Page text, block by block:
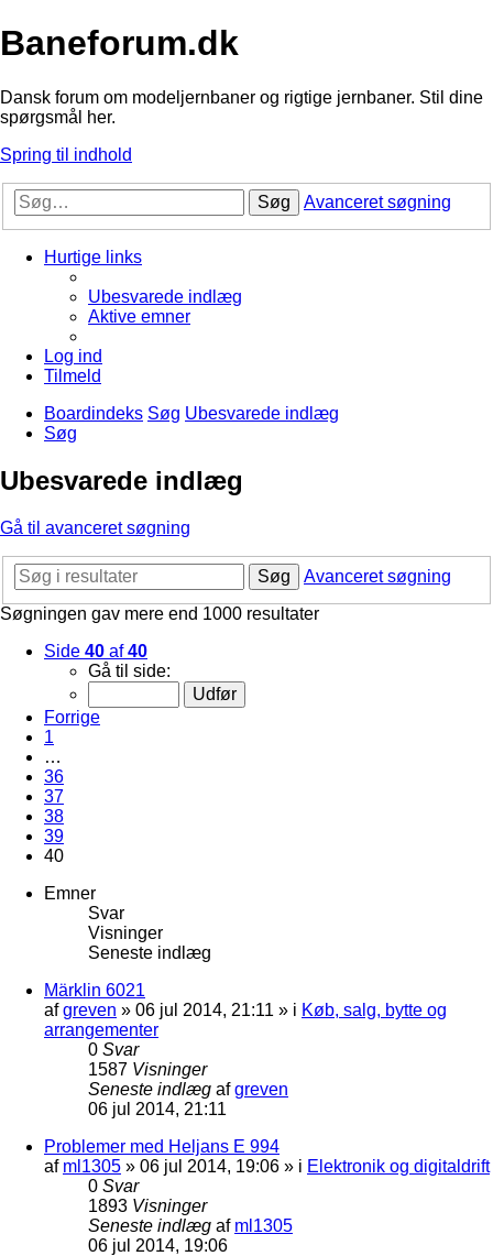
Baneforum.dk
Dansk forum om modeljernbaner og rigtige jernbaner. Stil dine
spørgsmål her.
Spring til indhold
Søg Avanceret søgning
Hurtige links
Ubesvarede indlæg
Aktive emner
Log ind
Tilmeld
Boardindeks Søg Ubesvarede indlæg
Søg
Ubesvarede indlæg
Gå til avanceret søgning
Søg
Avanceret søgning
Søgningen gav mere end 1000 resultater
Side 40 af40
Gå til side:
Forrige
1
…
36
37
38
39
40
Emner
Svar
Visninger
Seneste indlæg
Märklin 6021
afgreven » 06 jul 2014, 21:11 » i Køb, salg, bytte og
arrangementer
0 Svar
1587 Visninger
Seneste indlæg afgreven
06 jul 2014, 21:11
Problemer med Heljans E 994
af ml1305 » 06 jul 2014, 19:06 » i Elektronik og digitaldrift
0 Svar
1893 Visninger
Seneste indlæg af ml1305
06 jul 2014, 19:06